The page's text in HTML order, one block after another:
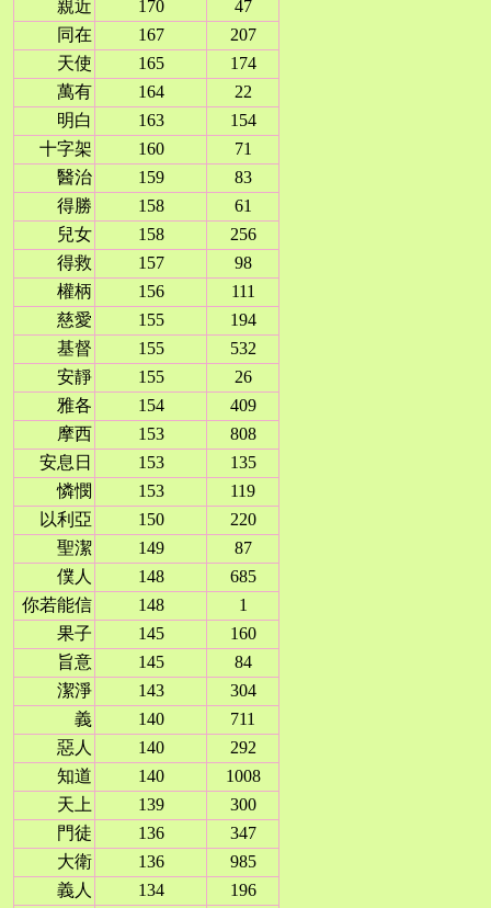
親近 170
47
同在
167
207
天使
165
174
萬有
164
22
明白
163
154
十字架
160
71
醫治
159
83
得勝
158
61
兒女
158
256
得救
157
98
權柄
156
111
慈愛
155
194
基督
155
532
安靜
155
26
雅各
154
409
摩西
153
808
安息日
153
135
憐憫
153
119
以利亞
150
220
聖潔
149
87
僕人
148
685
你若能信
148
1
果子
145
160
旨意
145
84
潔淨
143
304
義
140
711
惡人
140
292
知道
140
1008
天上
139
300
門徒
136
347
大衛
136
985
義人
134
196